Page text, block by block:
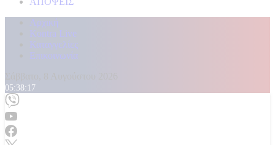
Αρχική
Kontra Live
Καταγγελίες
Επικοινωνία
05:38:19